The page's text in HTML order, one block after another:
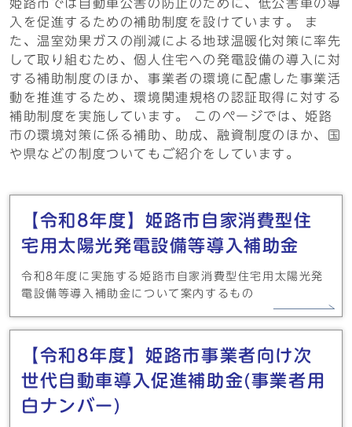
姫路市では自動車公害の防止のために、低公害車の導
入を促進するための補助制度を設けています。 ま
た、温室効果ガスの削減による地球温暖化対策に率先
して取り組むため、個人住宅への発電設備の導入に対
する補助制度のほか、事業者の環境に配慮した事業活
動を推進するため、環境関連規格の認証取得に対する
補助制度を実施しています。 このページでは、姫路
市の環境対策に係る補助、助成、融資制度のほか、国
や県などの制度ついてもご紹介をしています。
メインメニュー
【令和8年度】姫路市自家消費型住
宅用太陽光発電設備等導入補助金
令和8年度に実施する姫路市自家消費型住宅用太陽光発
電設備等導入補助金について案内するもの
【令和8年度】姫路市事業者向け次
世代自動車導入促進補助金(事業者用
白ナンバー)